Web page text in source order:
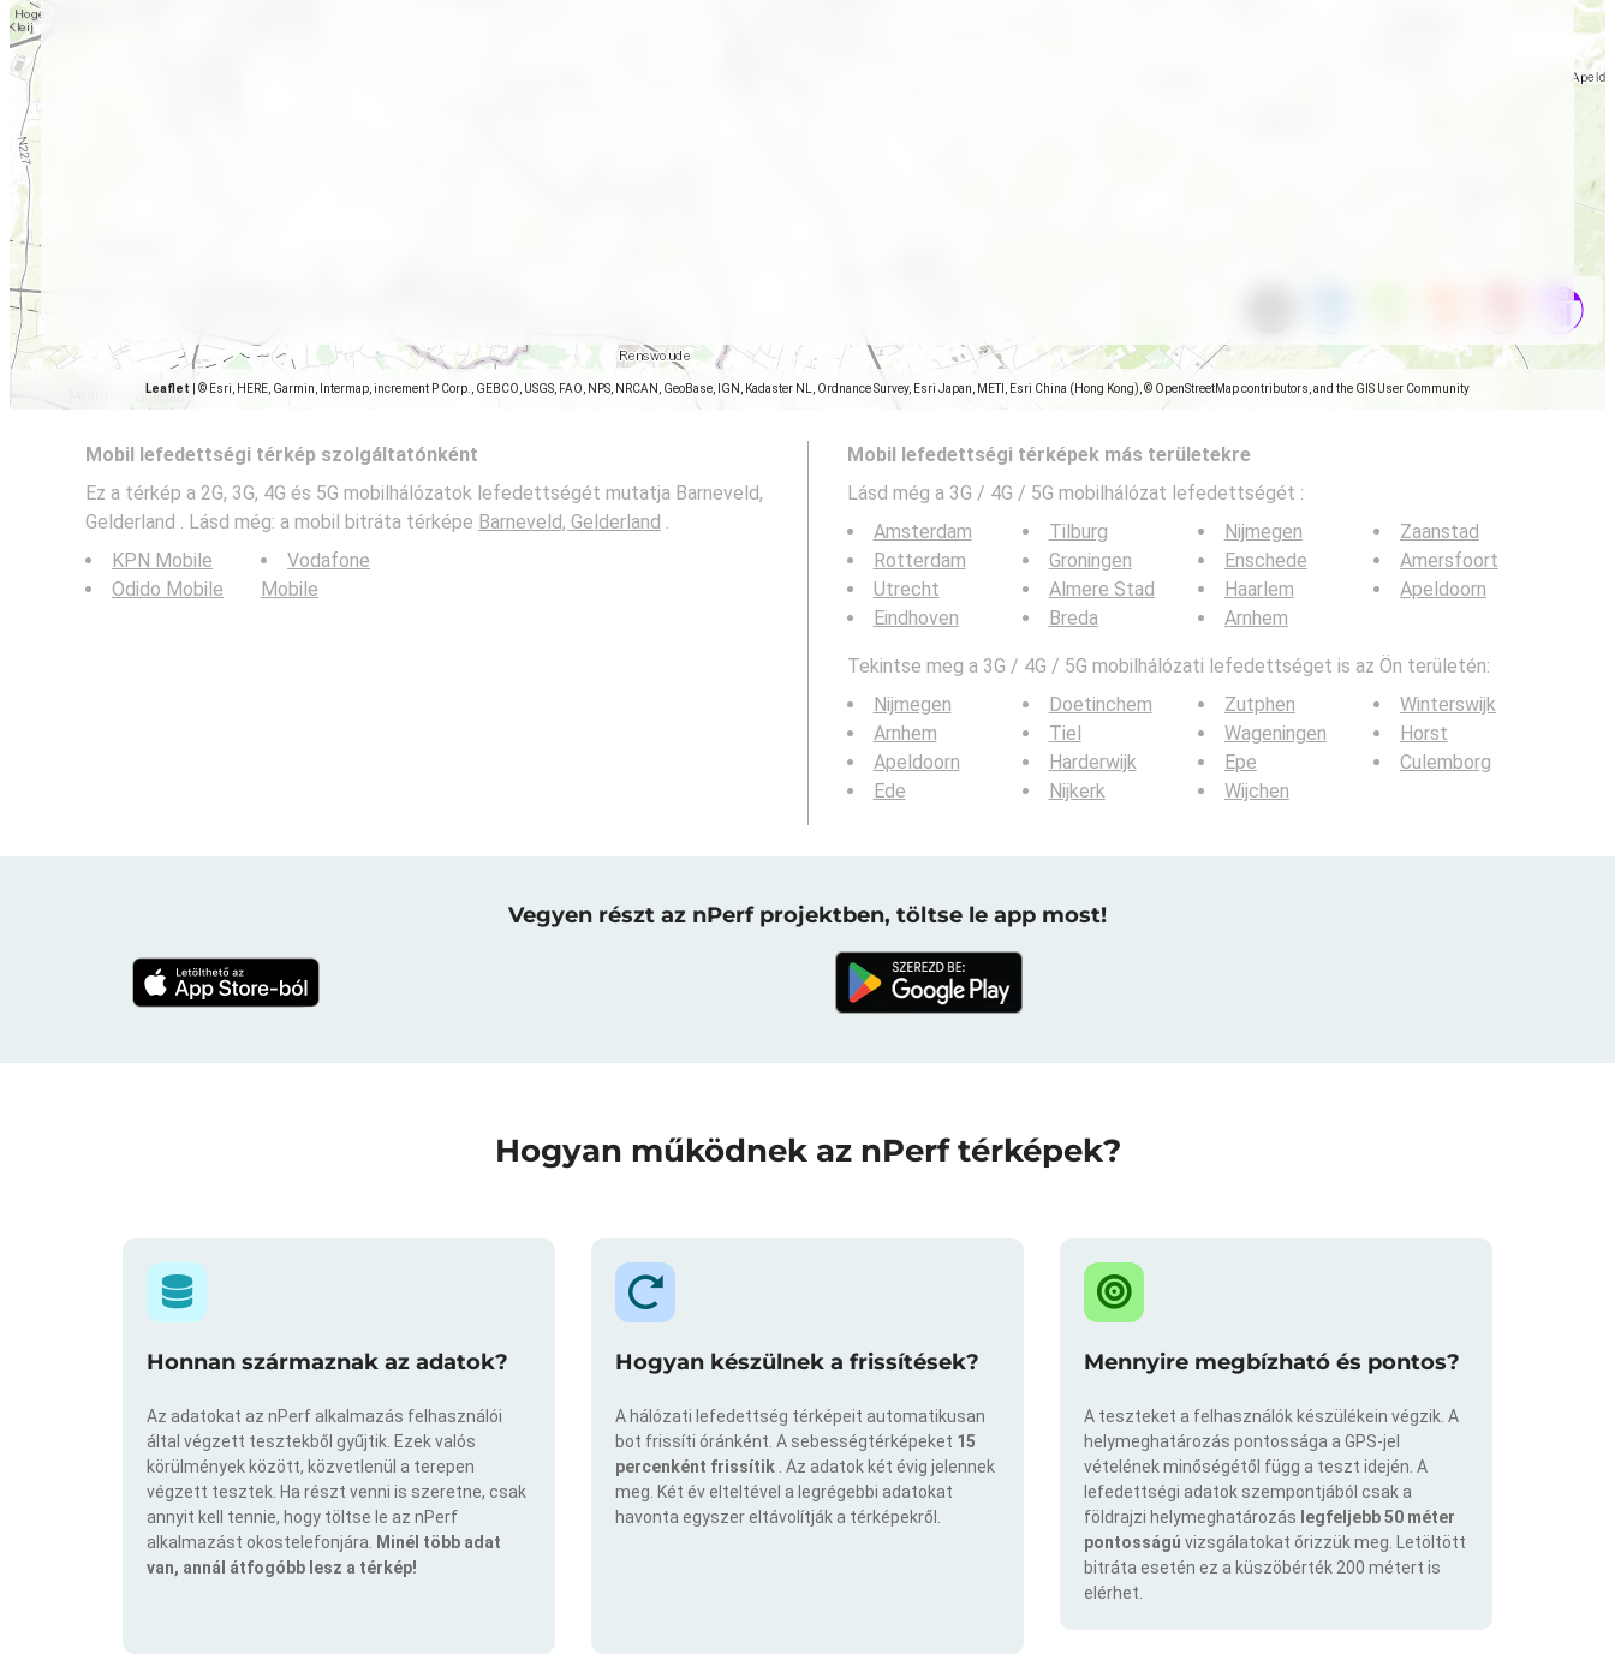
Leaflet © Esri, HERE, Garmin, Intermap, increment P Corp., GEBCO, USGS, FAO, NPS, NRCAN, GeoBase, IGN, Kadaster NL, Ordnance Survey, Esri Japan, METI, Esri China (Hong Kong), © OpenStreetMap contributors, and the GIS User Community
Mobil lefedettségi térkép szolgáltatónként
Ez a térkép a 2G, 3G, 4G és 5G mobilhálózatok lefedettségét mutatja Barneveld,
Gelderland . Lásd még: a mobil bitráta térképe Barneveld, Gelderland .
KPN Mobile
Odido Mobile
Vodafone
Mobile
Mobil lefedettségi térképek más területekre
Lásd még a 3G / 4G / 5G mobilhálózat lefedettségét :
Amsterdam
Rotterdam
Utrecht
Eindhoven
Tilburg
Groningen
Almere Stad
Breda
Nijmegen
Enschede
Haarlem
Arnhem
Zaanstad
Amersfoort
Apeldoorn
Tekintse meg a 3G / 4G / 5G mobilhálózati lefedettséget is az Ön területén:
Nijmegen
Arnhem
Apeldoorn
Ede
Doetinchem
Tiel
Harderwijk
Nijkerk
Zutphen
Wageningen
Epe
Wijchen
Winterswijk
Horst
Culemborg
Vegyen részt az nPerf projektben, töltse le app most!
Hogyan működnek az nPerf térképek?
Honnan származnak az adatok?
Az adatokat az nPerf alkalmazás felhasználói
által végzett tesztekből gyűjtik. Ezek valós
körülmények között, közvetlenül a terepen
végzett tesztek. Ha részt venni is szeretne, csak
annyit kell tennie, hogy töltse le az nPerf
alkalmazást okostelefonjára.
Minél több adat
van, annál átfogóbb lesz a térkép!
Hogyan készülnek a frissítések?
A hálózati lefedettség térképeit automatikusan
bot frissíti óránként. A sebességtérképeket 15
percenként frissítik . Az adatok két évig jelennek
meg. Két év elteltével a legrégebbi adatokat
havonta egyszer eltávolítják a térképekről.
Mennyire megbízható és pontos?
A teszteket a felhasználók készülékein végzik. A
helymeghatározás pontossága a GPS-jel
vételének minőségétől függ a teszt idején. A
lefedettségi adatok szempontjából csak a
földrajzi helymeghatározás legfeljebb 50 méter
pontosságú vizsgálatokat őrizzük meg. Letöltött
bitráta esetén ez a küszöbérték 200 métert is
elérhet.